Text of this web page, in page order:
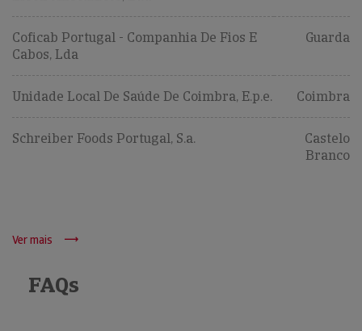
Coficab Portugal - Companhia De Fios E
Cabos, Lda
Guarda
Unidade Local De Saúde De Coimbra, E.p.e. Coimbra
Schreiber Foods Portugal, S.a.
Castelo
Branco
Ver mais
FAQs